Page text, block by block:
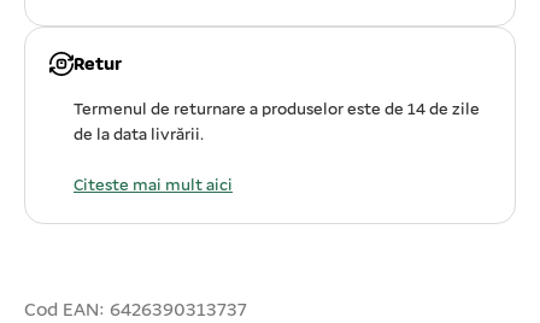
Retur
Termenul de returnare a produselor este de 14 de zile
de la data livrării.
Citeste mai mult aici
Cod EAN: 6426390313737